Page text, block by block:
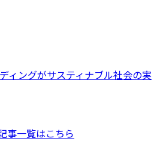
ィングがサスティナブル社会の実
事一覧はこちら